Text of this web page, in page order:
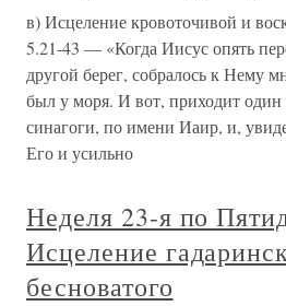
в) Исцеление кровоточивой и
5.21-43 — «Когда Иисус опять
другой берег, собралось к Нему
был у моря. И вот, приходит один
синагоги, по имени Иаир, и,
Его и усильно
Неделя 23-я по
Исцеление
бесноватого